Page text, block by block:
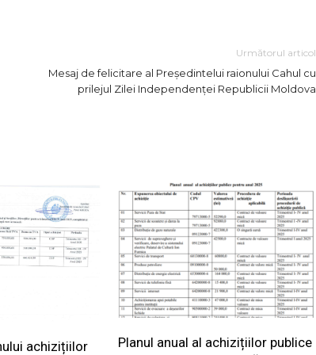
Următorul articol
Mesaj de felicitare al Președintelui raionului Cahul cu
prilejul Zilei Independenței Republicii Moldova
achizițiilor
Planul anual al achizițiilor publice